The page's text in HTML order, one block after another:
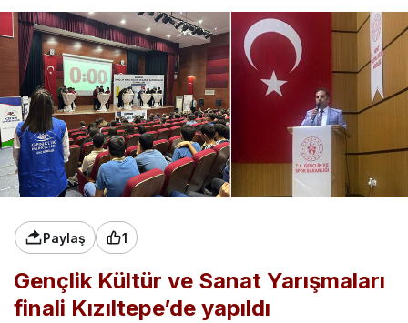
Paylaş 1
Gençlik Kültür ve Sanat Yarışmaları
finali Kızıltepe’de yapıldı